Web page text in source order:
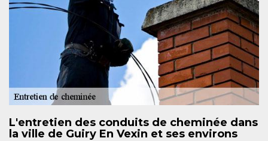
L'entretien des conduits de cheminée dans
la ville de Guiry En Vexin et ses environs